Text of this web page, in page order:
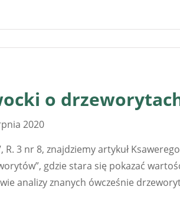
o
2020
3 nr 8, znajdziemy artykuł
gdzie stara się pokazać
analizy znanych ówcześnie